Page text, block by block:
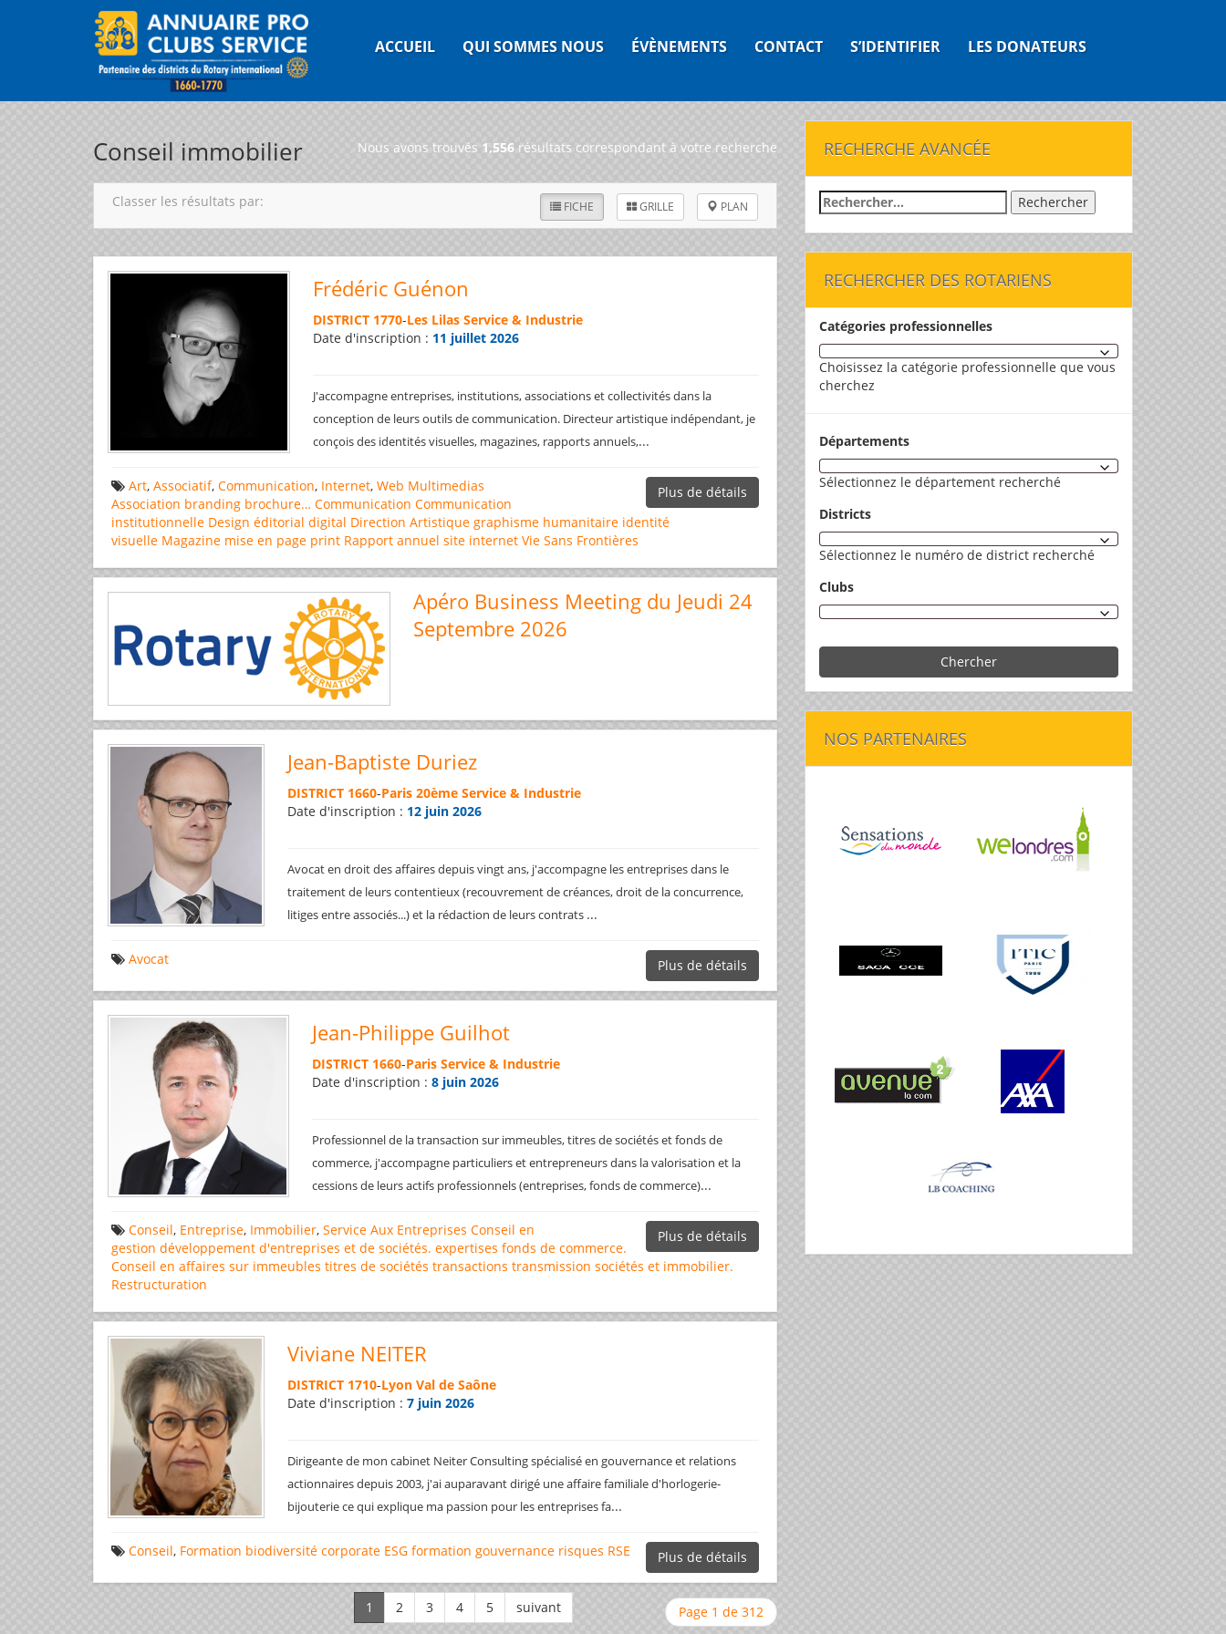
ACCUEIL QUI SOMMES NOUS ÉVÈNEMENTS CONTACT S’IDENTIFIER LES DONATEURS
Conseil immobilier Nous avons trouvés 1,556 résultats correspondant à votre recherche
FICHE GRILLE PLAN
Classer les résultats par:
Frédéric Guénon
DISTRICT 1770-Les Lilas Service & Industrie
Date d'inscription : 11 juillet 2026
J'accompagne entreprises, institutions, associations et collectivités dans la
conception de leurs outils de communication. Directeur artistique indépendant, je
conçois des identités visuelles, magazines, rapports annuels,...
Plus de détails
Art, Associatif, Communication, Internet, Web Multimedias
Association branding brochure… Communication Communication
institutionnelle Design éditorial digital Direction Artistique graphisme humanitaire identité
visuelle Magazine mise en page print Rapport annuel site internet Vie Sans Frontières
Apéro Business Meeting du Jeudi 24
Septembre 2026
Jean-Baptiste Duriez
DISTRICT 1660-Paris 20ème Service & Industrie
Date d'inscription : 12 juin 2026
Avocat en droit des affaires depuis vingt ans, j'accompagne les entreprises dans le
traitement de leurs contentieux (recouvrement de créances, droit de la concurrence,
litiges entre associés...) et la rédaction de leurs contrats ...
Plus de détails
Avocat
Jean-Philippe Guilhot
DISTRICT 1660-Paris Service & Industrie
Date d'inscription : 8 juin 2026
Professionnel de la transaction sur immeubles, titres de sociétés et fonds de
commerce, j'accompagne particuliers et entrepreneurs dans la valorisation et la
cessions de leurs actifs professionnels (entreprises, fonds de commerce)...
Plus de détails
Conseil, Entreprise, Immobilier, Service Aux Entreprises Conseil en
gestion développement d'entreprises et de sociétés. expertises fonds de commerce.
Conseil en affaires sur immeubles titres de sociétés transactions transmission sociétés et immobilier.
Restructuration
Viviane NEITER
DISTRICT 1710-Lyon Val de Saône
Date d'inscription :7 juin 2026
Dirigeante de mon cabinet Neiter Consulting spécialisé en gouvernance et relations
actionnaires depuis 2003, j'ai auparavant dirigé une affaire familiale d'horlogerie-
bijouterie ce qui explique ma passion pour les entreprises fa...
Plus de détails
Conseil, Formation biodiversité corporate ESG formation gouvernance risques RSE
Page 1 de 312
RECHERCHE AVANCÉE
Rechercher :
RECHERCHER DES ROTARIENS
Catégories professionnelles
Choisissez la catégorie professionnelle que vous
cherchez
Départements
Sélectionnez le département recherché
Districts
Sélectionnez le numéro de district recherché
Clubs
Chercher
NOS PARTENAIRES